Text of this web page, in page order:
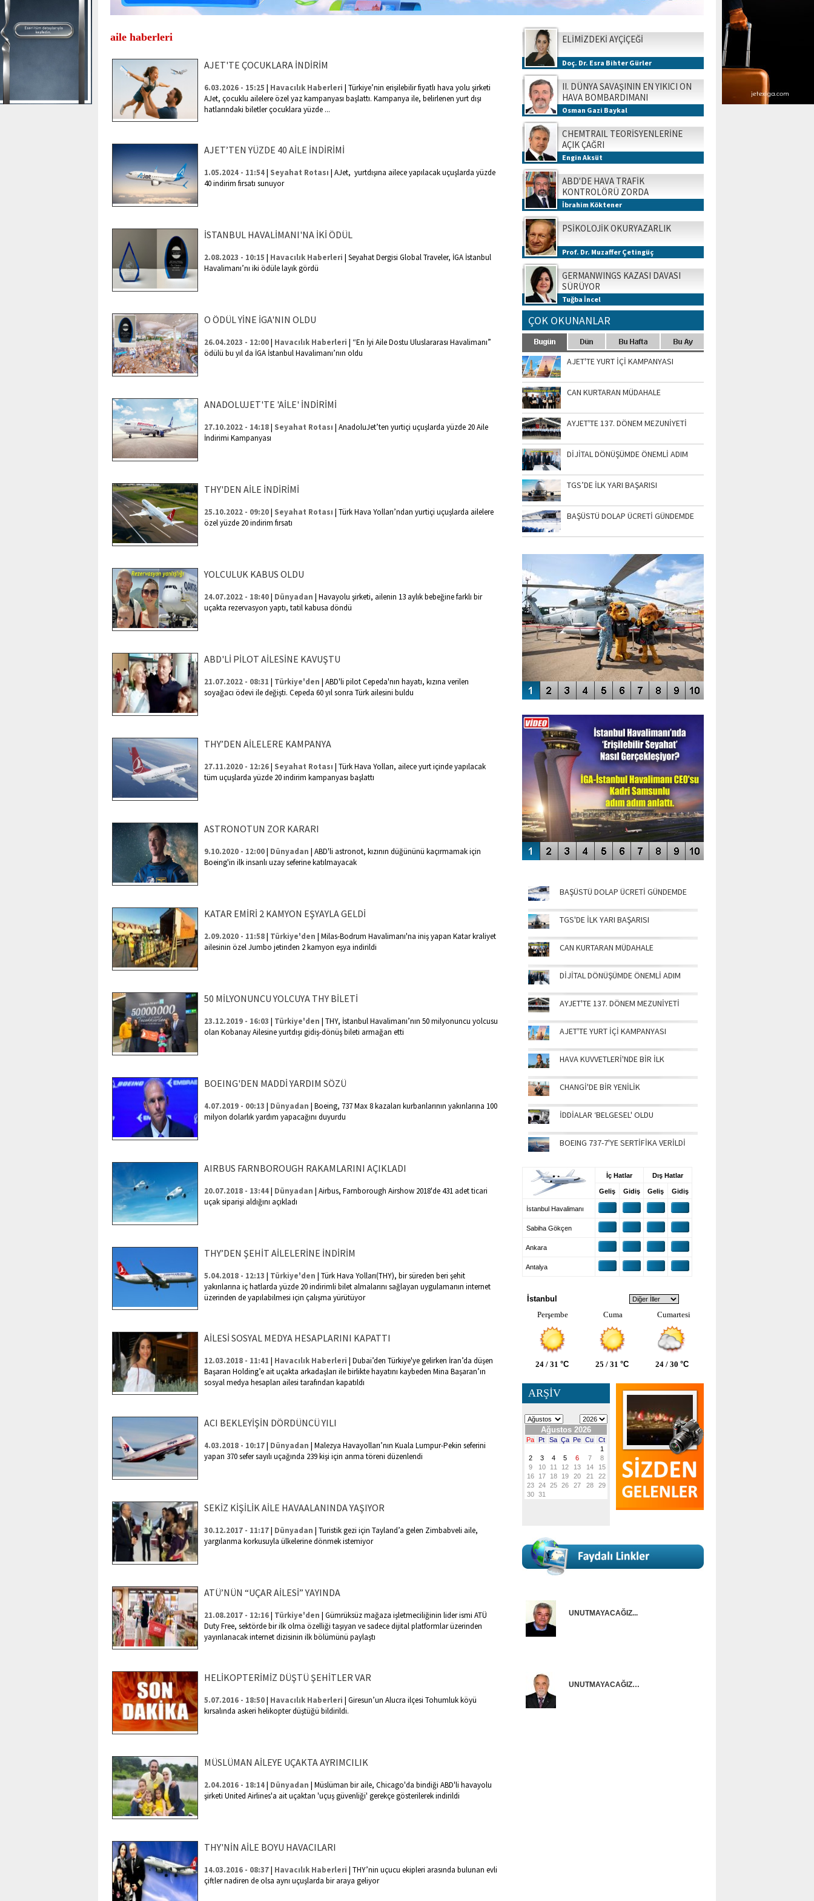
aile haberleri
AJET'TE ÇOCUKLARA İNDİRİM
6.03.2026 - 15:25 | Havacılık Haberleri | Türkiye’nin erişilebilir fiyatlı hava yolu şirketi
AJet, çocuklu ailelere özel yaz kampanyası başlattı. Kampanya ile, belirlenen yurt dışı
hatlarındaki biletler çocuklara yüzde ...
AJET’TEN YÜZDE 40 AİLE İNDİRİMİ
1.05.2024 - 11:54| Seyahat Rotası | AJet, yurtdışına ailece yapılacak uçuşlarda yüzde
40 indirim fırsatı sunuyor
İSTANBUL HAVALİMANI'NA İKİ ÖDÜL
2.08.2023 - 10:15 | Havacılık Haberleri | Seyahat Dergisi Global Traveler, İGA İstanbul
Havalimanı’nı iki ödüle layık gördü
O ÖDÜL YİNE İGA'NIN OLDU
26.04.2023 - 12:00| Havacılık Haberleri | “En İyi Aile Dostu Uluslararası Havalimanı”
ödülü bu yıl da İGA İstanbul Havalimanı’nın oldu
ANADOLUJET'TE 'AİLE' İNDİRİMİ
27.10.2022 - 14:18| Seyahat Rotası | AnadoluJet’ten yurtiçi uçuşlarda yüzde 20 Aile
İndirimi Kampanyası
THY'DEN AİLE İNDİRİMİ
25.10.2022 - 09:20| Seyahat Rotası | Türk Hava Yolları’ndan yurtiçi uçuşlarda ailelere
özel yüzde 20 indirim fırsatı
YOLCULUK KABUS OLDU
24.07.2022 - 18:40| Dünyadan | Havayolu şirketi, ailenin 13 aylık bebeğine farklı bir
uçakta rezervasyon yaptı, tatil kabusa döndü
ABD'Lİ PİLOT AİLESİNE KAVUŞTU
21.07.2022 - 08:31 | Türkiye'den | ABD'li pilot Cepeda'nın hayatı, kızına verilen
soyağacı ödevi ile değişti. Cepeda 60 yıl sonra Türk ailesini buldu
THY’DEN AİLELERE KAMPANYA
27.11.2020 - 12:26| Seyahat Rotası | Türk Hava Yolları, ailece yurt içinde yapılacak
tüm uçuşlarda yüzde 20 indirim kampanyası başlattı
ASTRONOTUN ZOR KARARI
9.10.2020 - 12:00| Dünyadan | ABD'li astronot, kızının düğününü kaçırmamak için
Boeing'in ilk insanlı uzay seferine katılmayacak
KATAR EMİRİ 2 KAMYON EŞYAYLA GELDİ
2.09.2020 - 11:58| Türkiye'den | Milas-Bodrum Havalimanı'na iniş yapan Katar kraliyet
ailesinin özel Jumbo jetinden 2 kamyon eşya indirildi
50 MİLYONUNCU YOLCUYA THY BİLETİ
23.12.2019 - 16:03 | Türkiye'den | THY, İstanbul Havalimanı’nın 50 milyonuncu yolcusu
olan Kobanay Ailesine yurtdışı gidiş-dönüş bileti armağan etti
BOEING'DEN MADDİ YARDIM SÖZÜ
4.07.2019 - 00:13 | Dünyadan | Boeing, 737 Max 8 kazaları kurbanlarının yakınlarına 100
milyon dolarlık yardım yapacağını duyurdu
AIRBUS FARNBOROUGH RAKAMLARINI AÇIKLADI
20.07.2018 - 13:44| Dünyadan | Airbus, Farnborough Airshow 2018'de 431 adet ticari
uçak siparişi aldığını açıkladı
THY’DEN ŞEHİT AİLELERİNE İNDİRİM
5.04.2018 - 12:13 | Türkiye'den | Türk Hava Yolları(THY), bir süreden beri şehit
yakınlarına iç hatlarda yüzde 20 indirimli bilet almalarını sağlayan uygulamanın internet
üzerinden de yapılabilmesi için çalışma yürütüyor
AİLESİ SOSYAL MEDYA HESAPLARINI KAPATTI
12.03.2018 - 11:41 | Havacılık Haberleri | Dubai’den Türkiye'ye gelirken İran’da düşen
Başaran Holding’e ait uçakta arkadaşları ile birlikte hayatını kaybeden Mina Başaran’ın
sosyal medya hesapları ailesi tarafından kapatıldı
ACI BEKLEYİŞİN DÖRDÜNCÜ YILI
4.03.2018 - 10:17| Dünyadan | Malezya Havayolları’nın Kuala Lumpur-Pekin seferini
yapan 370 sefer sayılı uçağında 239 kişi için anma töreni düzenlendi
SEKİZ KİŞİLİK AİLE HAVAALANINDA YAŞIYOR
30.12.2017 - 11:17| Dünyadan | Turistik gezi için Tayland’a gelen Zimbabveli aile,
yargılanma korkusuyla ülkelerine dönmek istemiyor
ATÜ’NÜN “UÇAR AİLESİ” YAYINDA
21.08.2017 - 12:16| Türkiye'den | Gümrüksüz mağaza işletmeciliğinin lider ismi ATÜ
Duty Free, sektörde bir ilk olma özelliği taşıyan ve sadece dijital platformlar üzerinden
yayınlanacak internet dizisinin ilk bölümünü paylaştı
HELİKOPTERİMİZ DÜŞTÜ ŞEHİTLER VAR
5.07.2016 - 18:50| Havacılık Haberleri | Giresun’un Alucra ilçesi Tohumluk köyü
kırsalında askeri helikopter düştüğü bildirildi.
MÜSLÜMAN AİLEYE UÇAKTA AYRIMCILIK
2.04.2016 - 18:14| Dünyadan | Müslüman bir aile, Chicago'da bindiği ABD'li havayolu
şirketi United Airlines'a ait uçaktan 'uçuş güvenliği' gerekçe gösterilerek indirildi
THY'NİN AİLE BOYU HAVACILARI
14.03.2016 - 08:37| Havacılık Haberleri | THY’nin uçucu ekipleri arasında bulunan evli
çiftler nadiren de olsa aynı uçuşlarda bir araya geliyor
ELİMİZDEKİ AYÇİÇEĞİ
Doç. Dr. Esra Bihter Gürler
II. DÜNYA SAVAŞININ EN YIKICI ON
HAVA BOMBARDIMANI
Osman Gazi Baykal
CHEMTRAIL TEORİSYENLERİNE
AÇIK ÇAĞRI
Engin Aksüt
ABD'DE HAVA TRAFİK
KONTROLÖRÜ ZORDA
İbrahim Köktener
PSİKOLOJİK OKURYAZARLIK
Prof. Dr. Muzaffer Çetingüç
GERMANWINGS KAZASI DAVASI
SÜRÜYOR
Tuğba İncel
ÇOK OKUNANLAR
AJET'TE YURT İÇİ KAMPANYASI
CAN KURTARAN MÜDAHALE
AYJET'TE 137. DÖNEM MEZUNİYETİ
DİJİTAL DÖNÜŞÜMDE ÖNEMLİ ADIM
TGS’DE İLK YARI BAŞARISI
BAŞÜSTÜ DOLAP ÜCRETİ GÜNDEMDE
SİNGAPUR AIRSHOW-2020
ENGELLERİN AŞILDIĞI HAVALİMANI
BAŞÜSTÜ DOLAP ÜCRETİ GÜNDEMDE
TGS'DE İLK YARI BAŞARISI
CAN KURTARAN MÜDAHALE
DİJİTAL DÖNÜŞÜMDE ÖNEMLİ ADIM
AYJET'TE 137. DÖNEM MEZUNİYETİ
AJET'TE YURT İÇİ KAMPANYASI
HAVA KUVVETLERİ'NDE BİR İLK
CHANGİ'DE BİR YENİLİK
İDDİALAR ‘BELGESEL' OLDU
BOEING 737-7'YE SERTİFİKA VERİLDİ
İç Hatlar Dış Hatlar
Geliş Gidiş Geliş Gidiş
İstanbul Havalimanı
Sabiha Gökçen
Ankara
Antalya
İstanbul
Perşembe
Cuma Cumartesi
24 / 31 °C 25 / 31 °C 24 / 30 °C
ARŞİV
UNUTMAYACAĞIZ...
UNUTMAYACAĞIZ…